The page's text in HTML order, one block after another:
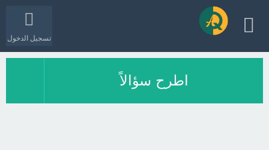
تسجيل الدخول
اطرح سؤالاً